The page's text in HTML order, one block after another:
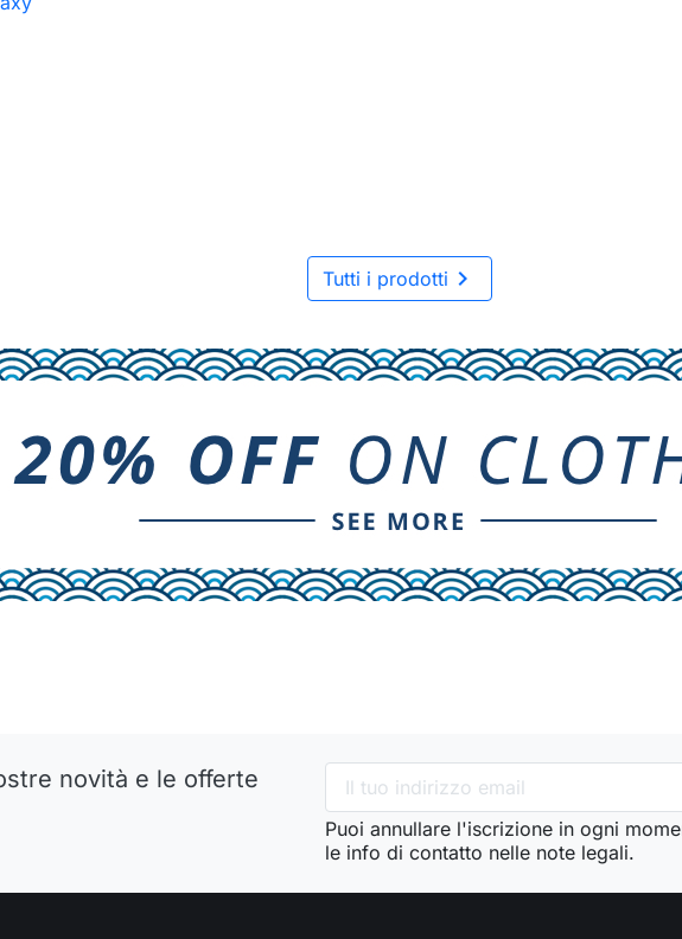
al carrello
Tutti i prodotti 
novità e le offerte
Puoi annullare l'iscrizione in ogni
le info di contatto nelle note legali.